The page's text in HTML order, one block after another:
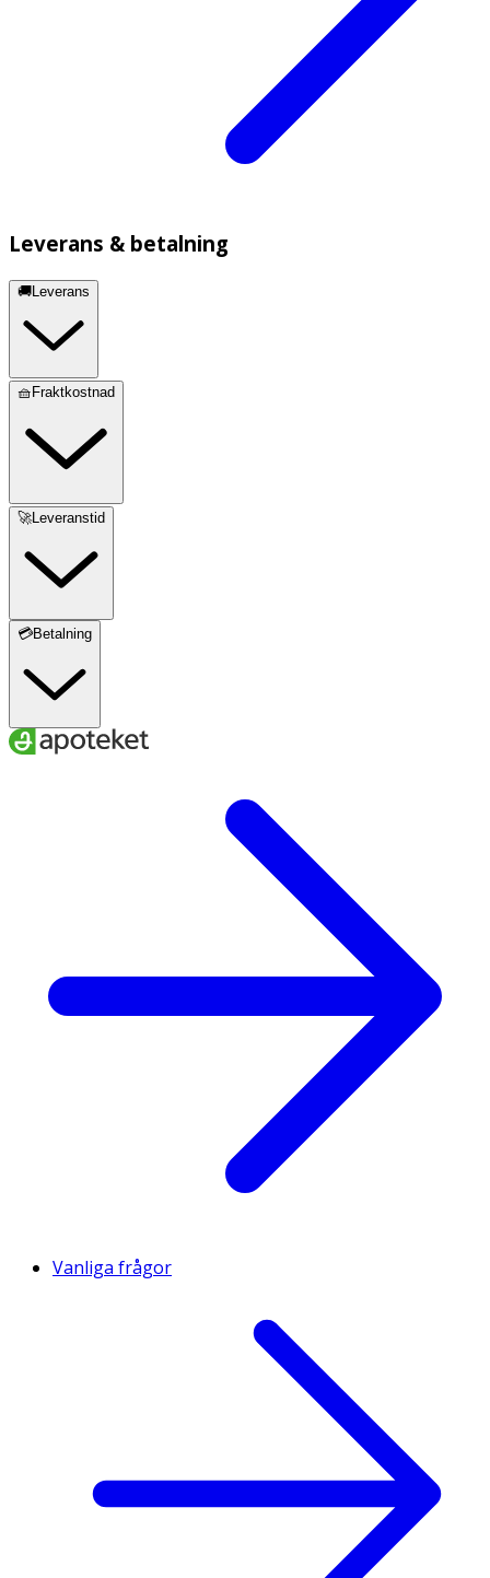
Leverans & betalning
🚚Leverans
🧺Fraktkostnad
🚀Leveranstid
💳Betalning
Vanliga frågor